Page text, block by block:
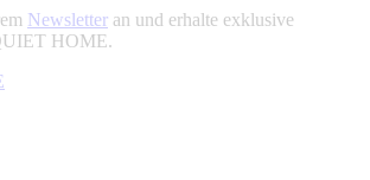
Newsletter an und erhalte exklusive
HOME.